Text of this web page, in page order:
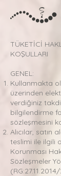
TÜKETİCİ
KOŞULLARI
GENEL:
Kullanmakta
üzerinden
verdiğiniz
bilgilendirme
sözleşmesini
Alıcılar, satın
teslimi ile ilgili
Korunması
Sözleşmeler
(RG:27.11.2014/